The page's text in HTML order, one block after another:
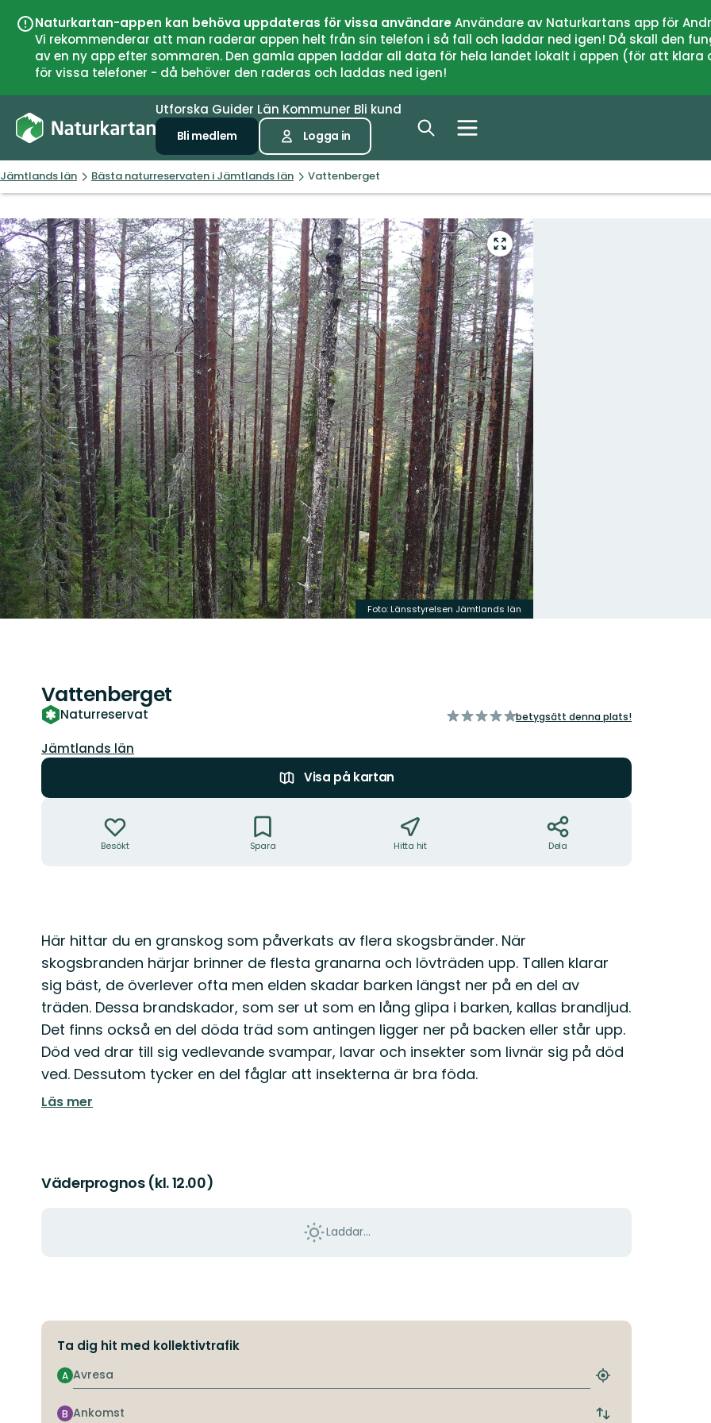
Naturkartan-appen kan behöva uppdateras för vissa användareAnvändare av Naturkartans app för
Vi rekommenderar att man raderar appen helt från sin telefon i så fall och laddar ned igen! Då skall den
av en ny app efter sommaren. Den gamla appen laddar all data för hela landet lokalt i appen (för att
för vissa telefoner - då behöver den raderas och laddas ned igen!
Utforska Guider Län Kommuner Bli kund
Bli medlem Logga in
Jämtlands län Bästa naturreservaten i Jämtlands län Vattenberget
Gå
till
helskärmsläge
Foto: Länsstyrelsen Jämtlands län
Vattenberget
Naturreservat
av
betygsätt denna plats!
Län:
Jämtlands län
Visa på kartan
Besökt Spara Hitta hit Dela
Beskrivning
Här hittar du en granskog som påverkats av flera skogsbränder. När
skogsbranden härjar brinner de flesta granarna och lövträden upp. Tallen klarar
sig bäst, de överlever ofta men elden skadar barken längst ner på en del av
träden. Dessa brandskador, som ser ut som en lång glipa i barken, kallas brandljud.
Det finns också en del döda träd som antingen ligger ner på backen eller står upp.
Död ved drar till sig vedlevande svampar, lavar och insekter som livnär sig på död
ved. Dessutom tycker en del fåglar att insekterna är bra föda.
Läs mer
Väderprognos (kl. 12.00)
Laddar...
Ta dig hit med kollektivtrafik
Avresa
A
Hitta
hållplats
Ankomst
B
Byt